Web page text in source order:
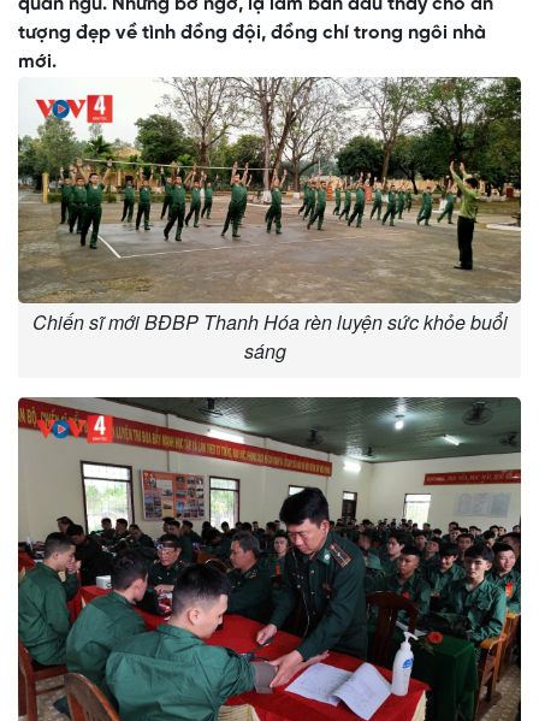
quân ngũ. Những bỡ ngỡ, lạ lẫm ban đầu thay cho ấn
tượng đẹp về tình đồng đội, đồng chí trong ngôi nhà
mới.
Chiến sĩ mới BĐBP Thanh Hóa rèn luyện sức khỏe buổi
sáng